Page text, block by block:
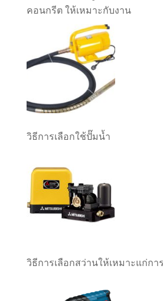
คอนกรีต ให้เหมาะกับงาน
วิธีการเลือกใช้ปั๊มน้ำ
วิธีการเลือกสว่านให้เหมาะแก่กา